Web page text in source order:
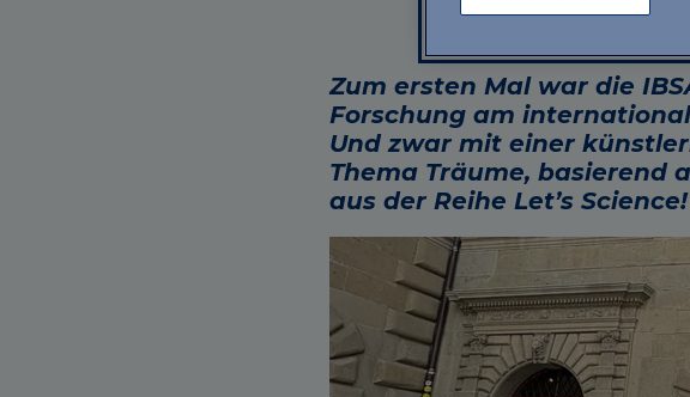
Zum ersten Mal war die
Forschung am
Und zwar mit einer
Thema Träume, basierend
aus der Reihe Let’s Science!